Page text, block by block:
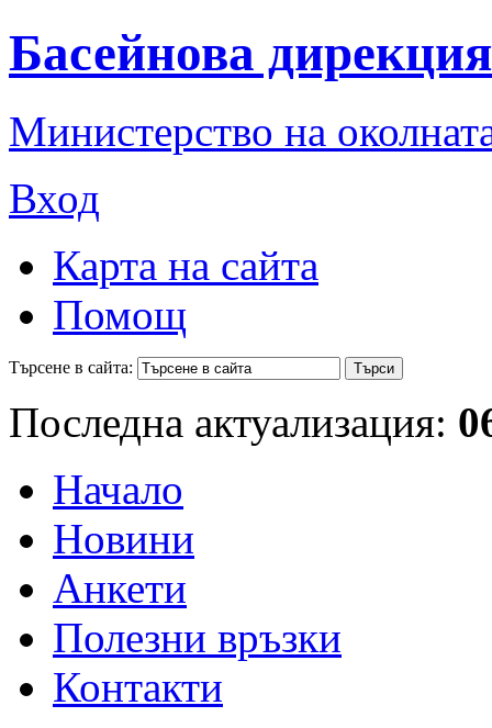
Басейнова
Министерство на
Вход
Карта на сайта
Помощ
Търсене в сайта:
Последна актуализация:
Начало
Новини
Анкети
Полезни връзки
Контакти